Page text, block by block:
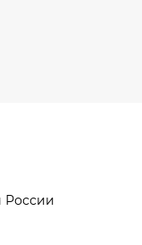
России